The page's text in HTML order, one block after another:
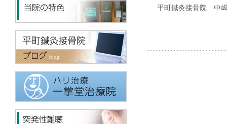
平町鍼灸接骨院 中